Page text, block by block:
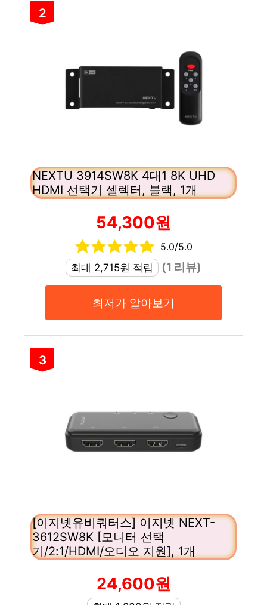
2
NEXTU 3914SW8K 4대1 8K UHD
HDMI 선택기 셀렉터, 블랙, 1개
54,300원
5.0/5.0
최대 2,715원 적립
(1 리뷰)
최저가 알아보기
3
[이지넷유비쿼터스] 이지넷 NEXT-
3612SW8K [모니터 선택
기/2:1/HDMI/오디오 지원], 1개
24,600원